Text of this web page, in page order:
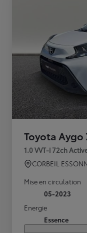
Toyota Aygo
1.0 VVT-i 72ch
CORBEIL
Mise en circulation
05-2023
Energie
Essence